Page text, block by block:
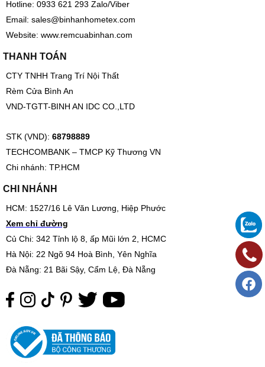
Chính sách chiết khấu ưu đãi
Update mẫu mã, CTL liên tục
Hình ảnh, mock up miễn phí
Hỗ trợ kỹ thuật, phương án thi công
Tư liệu tư vấn, chốt sales
LIÊN HỆ HỢP TÁC
Email:
sales@binhanhometex.com
www.remcuabinhan.com
VND-TGTT-BINH AN IDC CO.,LTD
STK (VND): 68798889
TECHCOMBANK – TMCP Kỹ Thương VN
Chi nhánh: TP.HCM
HCM: 1527/16 Lê Văn Lương, Hiệp Phước
Xem chỉ đường